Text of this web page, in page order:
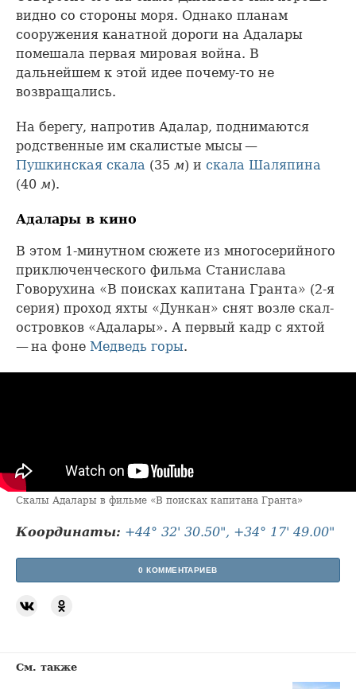
видно со стороны моря. Однако планам
сооружения канатной дороги на Адалары
помешала первая мировая война. В
дальнейшем к этой идее почему-то не
возвращались.
На берегу, напротив Адалар, поднимаются
родственные им скалистые мысы —
Пушкинская скала (35 м) и скала Шаляпина
(40 м).
Адалары в кино
В этом 1-минутном сюжете из многосерийного
приключенческого фильма Станислава
Говорухина «В поисках капитана Гранта» (2-я
серия) проход яхты «Дункан» снят возле скал-
островков «Адалары». А первый кадр с яхтой
— на фоне Медведь горы.
Скалы Адалары в фильме «В поисках капитана Гранта»
Координаты: +44° 32' 30.50", +34° 17' 49.00"
0 КОММЕНТАРИЕВ
См. также